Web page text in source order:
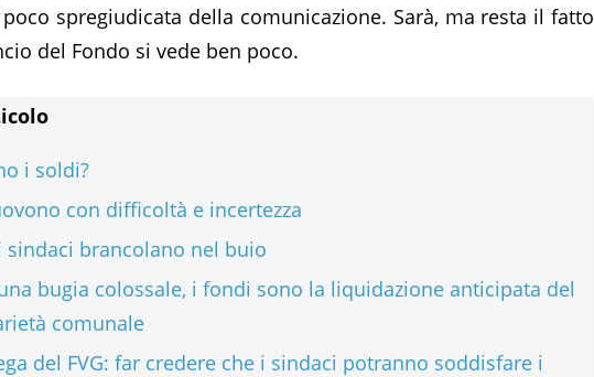
spregiudicata della comunicazione. Sarà, ma resta il fatto
del Fondo si vede ben poco.
i soldi?
con difficoltà e incertezza
sindaci brancolano nel buio
bugia colossale, i fondi sono la liquidazione anticipata del
comunale
del FVG: far credere che i sindaci potranno soddisfare i